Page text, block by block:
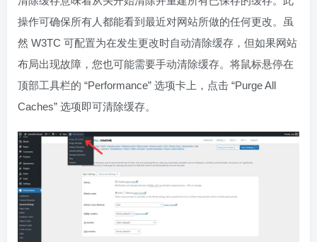
操作可确保所有人都能看到最近对网站所做的任何更改。虽
然 W3TC 可配置为在发生更改时自动清除缓存，但如果网站
布局出现故障，您也可能需要手动清除缓存。将鼠标悬停在
顶部工具栏的 “Performance” 选项卡上，点击 “Purge All
Caches” 选项即可清除缓存。